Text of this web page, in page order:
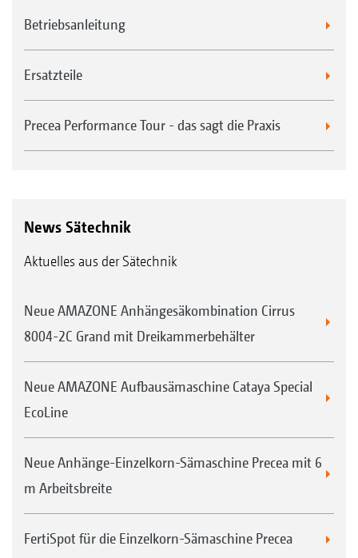
Betriebsanleitung
Ersatzteile
Precea Performance Tour - das sagt die Praxis
News Sätechnik
Aktuelles aus der Sätechnik
Neue AMAZONE Anhängesäkombination Cirrus
8004-2C Grand mit Dreikammerbehälter
Neue AMAZONE Aufbausämaschine Cataya Special
EcoLine
Neue Anhänge-Einzelkorn-Sämaschine Precea mit 6
m Arbeitsbreite
FertiSpot für die Einzelkorn-Sämaschine Precea